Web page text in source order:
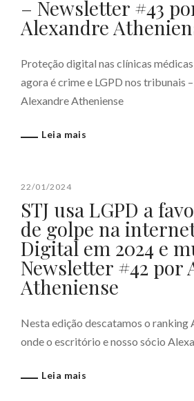
– Newsletter #43
Alexandre
Proteção digital nas clínicas
agora é crime e LGPD nos tribunais
Alexandre Atheniense
Leia mais
22/01/2024
STJ usa LGPD a
de golpe na
Digital em 2024 e
Newsletter #42 por
Atheniense
Nesta edição descatamos o ranking
onde o escritório e nosso sócio
Leia mais